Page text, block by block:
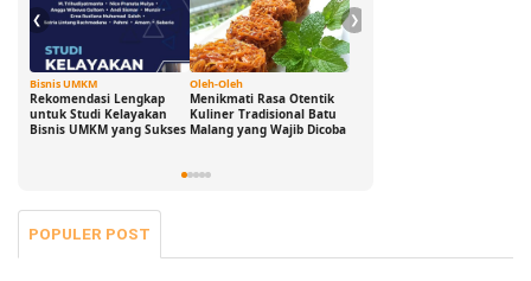
Bisnis UMKM
Rekomendasi Lengkap
untuk Studi Kelayakan
Bisnis UMKM yang Sukses
Oleh-Oleh
Menikmati Rasa Otentik
Kuliner Tradisional Batu
Malang yang Wajib Dicoba
❮ ❯
POPULER POST